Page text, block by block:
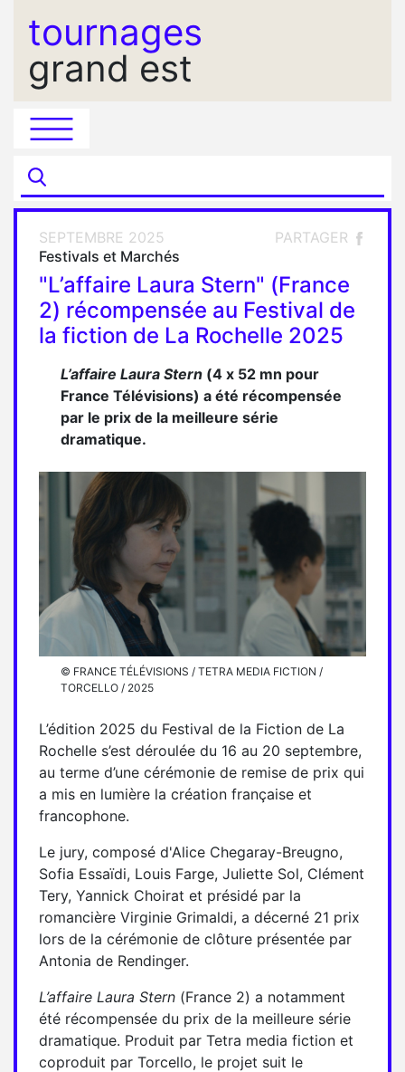
tournages
grand est
SEPTEMBRE 2025
PARTAGER
Festivals et Marchés
"L’affaire Laura Stern" (France
2) récompensée au Festival de
la fiction de La Rochelle 2025
L’affaire Laura Stern (4 x 52 mn pour
France Télévisions) a été récompensée
par le prix de la meilleure série
dramatique.
© FRANCE TÉLÉVISIONS / TETRA MEDIA FICTION /
TORCELLO / 2025
L’édition 2025 du Festival de la Fiction de La
Rochelle s’est déroulée du 16 au 20 septembre,
au terme d’une cérémonie de remise de prix qui
a mis en lumière la création française et
francophone.
Le jury, composé d'Alice Chegaray-Breugno,
Sofia Essaïdi, Louis Farge, Juliette Sol, Clément
Tery, Yannick Choirat et présidé par la
romancière Virginie Grimaldi, a décerné 21 prix
lors de la cérémonie de clôture présentée par
Antonia de Rendinger.
L’affaire Laura Stern (France 2) a notamment
été récompensée du prix de la meilleure série
dramatique. Produit par Tetra media fiction et
coproduit par Torcello, le projet suit le